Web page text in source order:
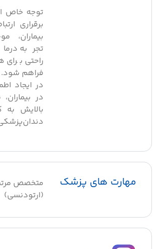
توجه خاص او به
برقراری ارتباط
بیماران،
تجربه درمانی
راحتی برای همه
فراهم شود. این
در ایجاد اطمینان
در بیماران،
بالایش به
دندان‌پزشکی دارد.
مهارت های پزشک
متخصص مرتب
(ارتودنسی)